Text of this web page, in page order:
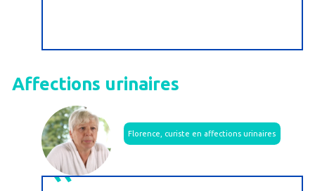
Affections urinaires
Florence, curiste en affections urinaires